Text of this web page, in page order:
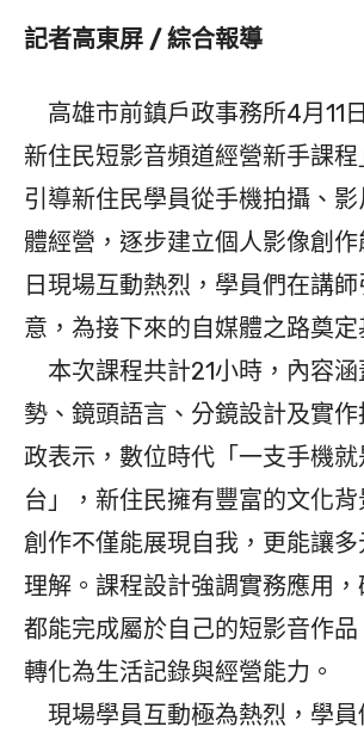
記者高東屏 / 綜合報導
高雄市前鎮戶政事務所4月11
新住民短影音頻道經營新手課程
引導新住民學員從手機拍攝、
體經營，逐步建立個人影像創
日現場互動熱烈，學員們在講師
意，為接下來的自媒體之路奠定
本次課程共計21小時，內容涵
勢、鏡頭語言、分鏡設計及實作
政表示，數位時代「一支手機
台」，新住民擁有豐富的文化
創作不僅能展現自我，更能讓
理解。課程設計強調實務應用
都能完成屬於自己的短影音作
轉化為生活記錄與經營能力。
現場學員互動極為熱烈，學員